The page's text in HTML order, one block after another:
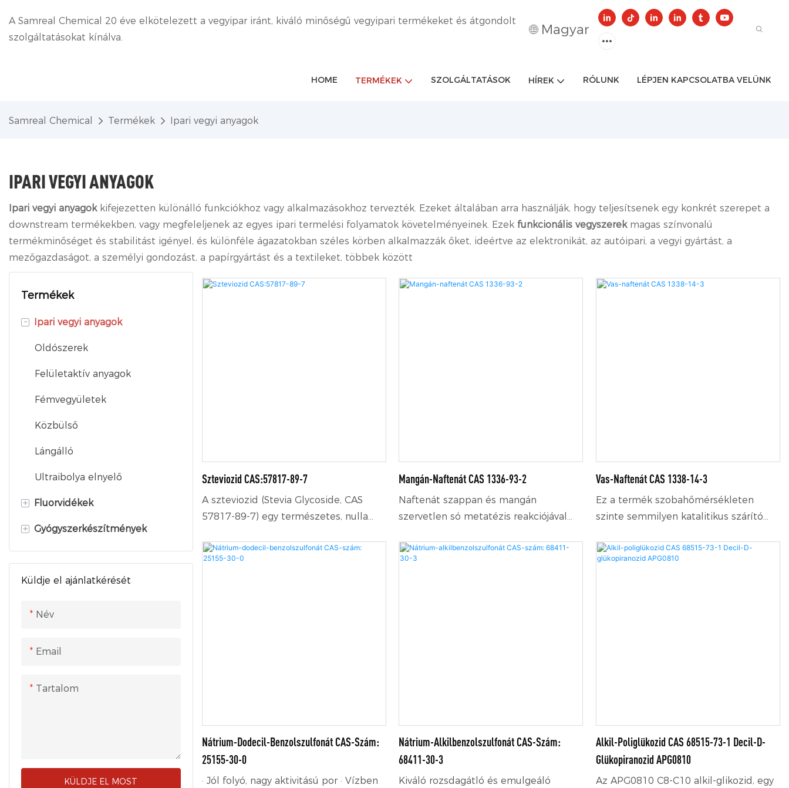
A Samreal Chemical 20 éve elkötelezett a vegyipar iránt, kiváló minőségű vegyipari termékeket és átgondolt
szolgáltatásokat kínálva.
Magyar
HOME TERMÉKEK SZOLGÁLTATÁSOK HÍREK RÓLUNK LÉPJEN KAPCSOLATBA VELÜNK
Samreal Chemical Termékek Ipari vegyi anyagok
IPARI VEGYI ANYAGOK
Ipari vegyi anyagok kifejezetten különálló funkciókhoz vagy alkalmazásokhoz tervezték. Ezeket általában arra használják, hogy teljesítsenek egy konkrét szerepet a
downstream termékekben, vagy megfeleljenek az egyes ipari termelési folyamatok követelményeinek. Ezek funkcionális vegyszerek magas színvonalú
termékminőséget és stabilitást igényel, és különféle ágazatokban széles körben alkalmazzák őket, ideértve az elektronikát, az autóipari, a vegyi gyártást, a
mezőgazdaságot, a személyi gondozást, a papírgyártást és a textileket, többek között‌
Termékek
- Ipari vegyi anyagok
Oldószerek
Felületaktív anyagok
Fémvegyületek
Közbülső
Lángálló
Ultraibolya elnyelő
+ Fluorvidékek
Fluorid folyadék
Fluortartalmú finom
+ Gyógyszerkészítmények
API
Gyógyszerészeti közbenső
Küldje el ajánlatkérését
Név
Email
Tartalom
KÜLDJE EL MOST
Szteviozid CAS:57817-89-7
A szteviozid (Stevia Glycoside, CAS
57817-89-7) egy természetes, nulla
stevia rebaudiana leveleiből vonnak ki.
Mangán-Naftenát CAS 1336-93-2
Naftenát szappan és mangán
szervetlen só metatézis reakciójával
festékekhez, oldódik nagy lángon
Vas-Naftenát CAS 1338-14-3
Ez a termék szobahőmérsékleten
szinte semmilyen katalitikus szárító
kiváló szárítási teljesítményt nyújt
festékek esetén magas hőmérsékleti
Nátrium-Dodecil-Benzolszulfonát CAS-Szám:
25155-30-0
· Jól folyó, nagy aktivitású por · Vízben
Nátrium-Alkilbenzolszulfonát CAS-Szám:
68411-30-3
Kiváló rozsdagátló és emulgeáló
Alkil-Poliglükozid CAS 68515-73-1 Decil-D-
Glükopiranozid APG0810
Az APG0810 C8-C10 alkil-glikozid, egy